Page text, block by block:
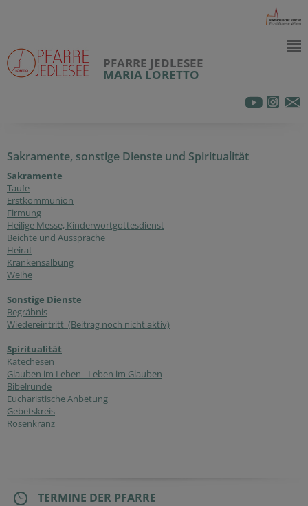
PFARRE JEDLESEE
MARIA LORETTO
Sakramente, sonstige Dienste und Spiritualität
Sakramente
Taufe
Erstkommunion
Firmung
Heilige Messe, Kinderwortgottesdienst
Beichte und Aussprache
Heirat
Krankensalbung
Weihe
Sonstige Dienste
Begräbnis
Wiedereintritt (Beitrag noch nicht aktiv)
Spiritualität
Katechesen
Glauben im Leben - Leben im Glauben
Bibelrunde
Eucharistische Anbetung
Gebetskreis
Rosenkranz
TERMINE DER PFARRE